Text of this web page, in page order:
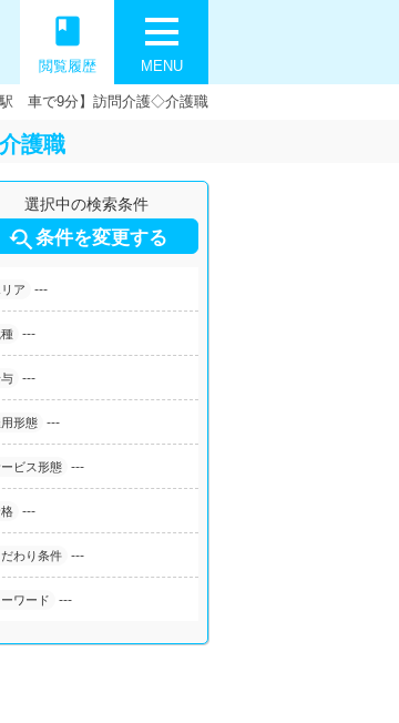
MENU
book
閲覧履歴
駅 車で9分】訪問介護◇介護職
護職
選択中の検索条件
条件を変更する
ア ---
---
---
用形態 ---
ビス形態 ---
---
だわり条件 ---
ワード ---